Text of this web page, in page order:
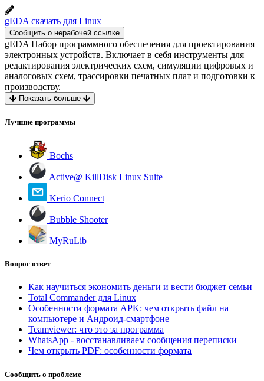
gEDA скачать для Linux
Сообщить о нерабочей ссылке
gEDA Набор программного обеспечения для проектирования
электронных устройств. Включает в себя инструменты для
редактирования электрических схем, симуляции цифровых и
аналоговых схем, трассировки печатных плат и подготовки к
производству.
Показать больше
Лучшие программы
Bochs
Active@ KillDisk Linux Suite
Kerio Connect
Bubble Shooter
MyRuLib
Вопрос ответ
Как научиться экономить деньги и вести бюджет семьи
Total Commander для Linux
Особенности формата APK: чем открыть файл на
компьютере и Андроид-смартфоне
Teamviewer: что это за программа
WhatsApp - восстанавливаем сообщения переписки
Чем открыть PDF: особенности формата
Сообщить о проблеме